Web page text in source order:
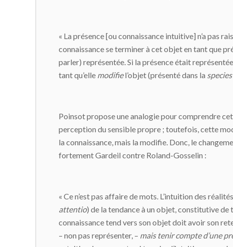
« La présence [ou connaissance intuitive] n’a pas
connaissance se terminer à cet objet en tant que
parler) représentée. Si la présence était
tant qu’elle modifiel’objet (présenté dans la species
Poinsot propose une analogie pour comprendre
perception du sensible propre ; toutefois, cette
la connaissance, mais la modifie. Donc, le
fortement Gardeil contre Roland-Gosselin :
« Ce n’est pas affaire de mots. L’intuition des
attentio) de la tendance à un objet, constitutive de
connaissance tend vers son objet doit avoir son
– non pas représenter, – mais tenir compte d’une